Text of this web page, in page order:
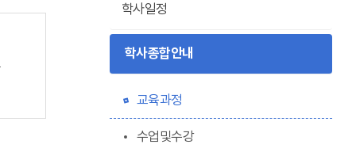
학사일정
학사종합안내
교육과정
수업및수강